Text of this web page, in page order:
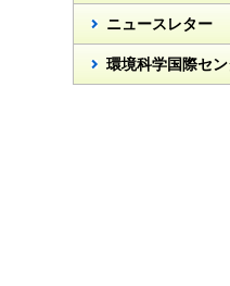
ニュースレター
環境科学国際セ